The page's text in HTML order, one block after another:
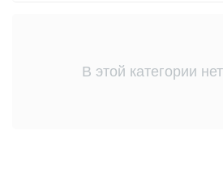
В этой категории